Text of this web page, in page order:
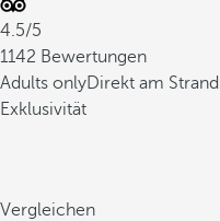
4.5/5
1142 Bewertungen
Adults onlyDirekt am Strand
Exklusivität
Vergleichen